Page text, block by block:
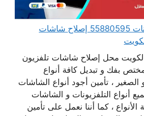
فني تصليح تلفزيونات 55880595 إصلاح شاشات
محل إصلاح شاشات تلفزيون
بفك و تبديل كافة أنواع
الصغير ، تأمين أجود أنواع الشاشات
أنواع التلفزيونات و الشاشات
الأنواع ، كما أننا نعمل على تأمين